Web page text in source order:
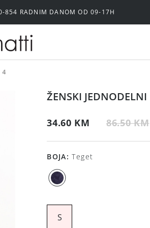
854 RADNIM DANOM OD 09-17H
4
ŽENSKI
34.60 KM 86.50 KM
BOJA: Teget
S